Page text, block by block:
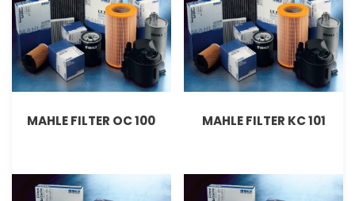
MAHLE FILTER KC 101
MAHLE FILTER OC 100